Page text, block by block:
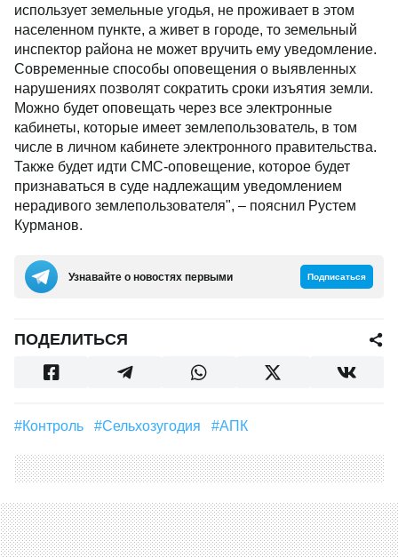
использует земельные угодья, не проживает в этом
населенном пункте, а живет в городе, то земельный
инспектор района не может вручить ему уведомление.
Современные способы оповещения о выявленных
нарушениях позволят сократить сроки изъятия земли.
Можно будет оповещать через все электронные
кабинеты, которые имеет землепользователь, в том
числе в личном кабинете электронного правительства.
Также будет идти СМС-оповещение, которое будет
признаваться в суде надлежащим уведомлением
нерадивого землепользователя", – пояснил Рустем
Курманов.
Узнавайте о новостях первыми Подписаться
ПОДЕЛИТЬСЯ
#контроль #Сельхозугодия #АПК